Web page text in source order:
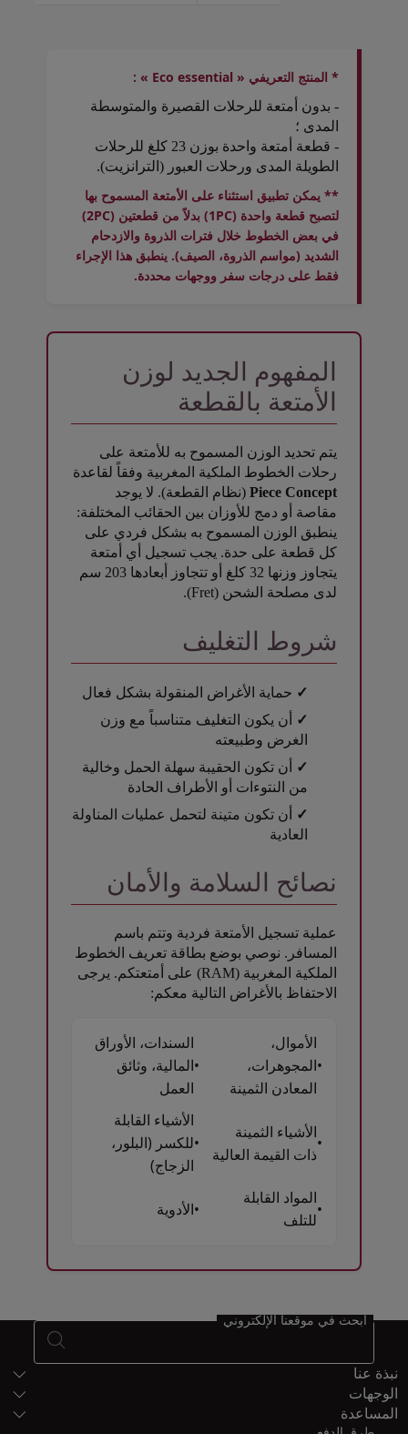
* المنتج التعريفي « Eco essential » :
- بدون أمتعة للرحلات القصيرة والمتوسطة
المدى ؛
- قطعة أمتعة واحدة بوزن 23 كلغ للرحلات
الطويلة المدى ورحلات العبور (الترانزيت).
** يمكن تطبيق استثناء على الأمتعة المسموح بها
لتصبح قطعة واحدة (1PC) بدلاً من قطعتين (2PC)
في بعض الخطوط خلال فترات الذروة والازدحام
الشديد (مواسم الذروة، الصيف). ينطبق هذا الإجراء
فقط على درجات سفر ووجهات محددة.
المفهوم الجديد لوزن
الأمتعة بالقطعة
يتم تحديد الوزن المسموح به للأمتعة على
رحلات الخطوط الملكية المغربية وفقاً لقاعدة
Piece Concept(نظام القطعة). لا يوجد
مقاصة أو دمج للأوزان بين الحقائب المختلفة:
ينطبق الوزن المسموح به بشكل فردي على
كل قطعة على حدة. يجب تسجيل أي أمتعة
يتجاوز وزنها 32 كلغ أو تتجاوز أبعادها 203 سم
لدى مصلحة الشحن (Fret).
شروط التغليف
✓ حماية الأغراض المنقولة بشكل فعال
✓ أن يكون التغليف متناسباً مع وزن
الغرض وطبيعته
✓ أن تكون الحقيبة سهلة الحمل وخالية
من النتوءات أو الأطراف الحادة
✓ أن تكون متينة لتحمل عمليات المناولة
العادية
نصائح السلامة والأمان
عملية تسجيل الأمتعة فردية وتتم باسم
المسافر. نوصي بوضع بطاقة تعريف الخطوط
الملكية المغربية (RAM) على أمتعتكم. يرجى
الاحتفاظ بالأغراض التالية معكم:
•
الأموال،
المجوهرات،
المعادن الثمينة
•
السندات، الأوراق
المالية، وثائق
العمل
•
الأشياء الثمينة
ذات القيمة العالية
•
الأشياء القابلة
للكسر (البلور،
الزجاج)
•
المواد القابلة
للتلف
•الأدوية
الموقع
ابحث في موقعنا الإلكتروني
نبذة عنا
الوجهات
المساعدة